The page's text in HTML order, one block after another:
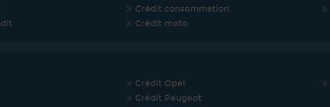
Crédit consommation
Crédit moto
Crédit Opel
Crédit Peugeot